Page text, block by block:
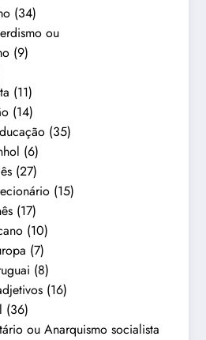
(34)
ou
(9)
(11)
(14)
(35)
(6)
(27)
(15)
(17)
(10)
(7)
(8)
(16)
(36)
ou Anarquismo socialista